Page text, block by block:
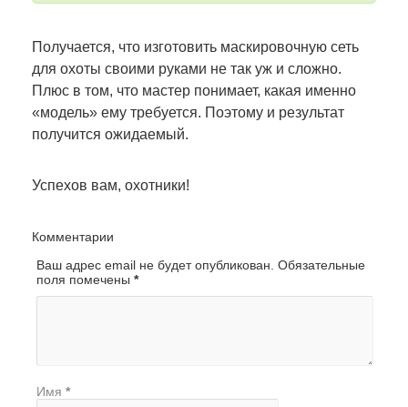
Получается, что изготовить маскировочную сеть
для охоты своими руками не так уж и сложно.
Плюс в том, что мастер понимает, какая именно
«модель» ему требуется. Поэтому и результат
получится ожидаемый.
Успехов вам, охотники!
Комментарии
Ваш адрес email не будет опубликован. Обязательные
поля помечены *
Имя *